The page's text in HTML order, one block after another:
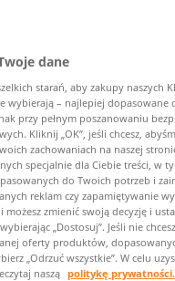
dane
starań, aby zakupy naszych
wybierają – najlepiej dopasowane
przy pełnym poszanowaniu
Kliknij „OK”, jeśli chcesz,
zachowaniach na naszej
specjalnie dla Ciebie treści, w
do Twoich potrzeb i
reklam czy zapamiętywanie
możesz zmienić swoją decyzję i
„Dostosuj”. Jeśli nie
oferty produktów,
„Odrzuć wszystkie”. W celu
naszą politykę prywatności.